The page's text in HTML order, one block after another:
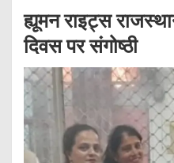
ह्यूमन राइट्स
दिवस पर संगोष्ठी